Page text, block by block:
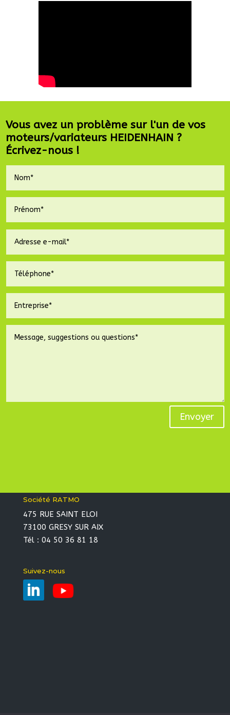
Vous avez un problème sur l'un de vos
moteurs/variateurs HEIDENHAIN ?
Écrivez-nous !
Envoyer
Société RATMO
475 RUE SAINT ELOI
73100 GRESY SUR AIX
Tél : 04 50 36 81 18
Suivez-nous